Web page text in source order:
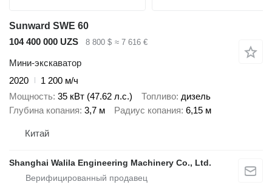
Sunward SWE 60
104 400 000 UZS
8 800 $ ≈ 7 616 €
Мини-экскаватор
2020
1 200 м/ч
Мощность 35 кВт (47.62 л.с.) Топливо дизель
Глубина копания 3,7 м Радиус копания 6,15 м
Китай
Shanghai Walila Engineering Machinery Co., Ltd.